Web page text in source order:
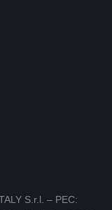
S.r.l. – PEC: